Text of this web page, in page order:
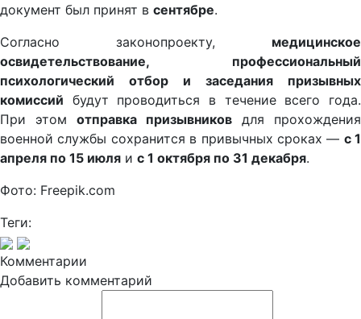
документ был принят в сентябре.
Согласно законопроекту, медицинское
освидетельствование, профессиональный
психологический отбор и заседания призывных
комиссий будут проводиться в течение всего года.
При этом отправка призывников для прохождения
военной службы сохранится в привычных сроках — с 1
апреля по 15 июля и с 1 октября по 31 декабря.
Фото: Freepik.com
Теги:
Комментарии
Добавить комментарий